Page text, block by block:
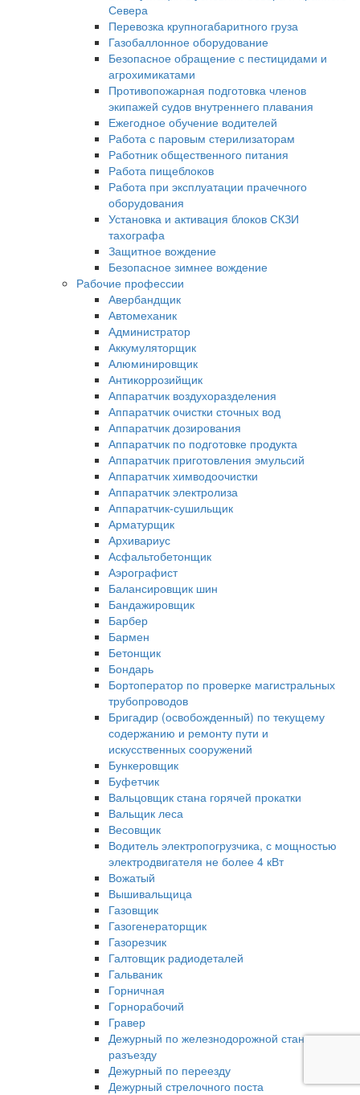
Севера
Перевозка крупногабаритного груза
Газобаллонное оборудование
Безопасное обращение с пестицидами и
агрохимикатами
Противопожарная подготовка членов
экипажей судов внутреннего плавания
Ежегодное обучение водителей
Работа с паровым стерилизаторам
Работник общественного питания
Работа пищеблоков
Работа при эксплуатации прачечного
оборудования
Установка и активация блоков СКЗИ
тахографа
Защитное вождение
Безопасное зимнее вождение
Рабочие профессии
Авербандщик
Автомеханик
Администратор
Аккумуляторщик
Алюминировщик
Антикоррозийщик
Аппаратчик воздухоразделения
Аппаратчик очистки сточных вод
Аппаратчик дозирования
Аппаратчик по подготовке продукта
Аппаратчик приготовления эмульсий
Аппаратчик химводоочистки
Аппаратчик электролиза
Аппаратчик-сушильщик
Арматурщик
Архивариус
Асфальтобетонщик
Аэрографист
Балансировщик шин
Бандажировщик
Барбер
Бармен
Бетонщик
Бондарь
Бортоператор по проверке магистральных
трубопроводов
Бригадир (освобожденный) по текущему
содержанию и ремонту пути и
искусственных сооружений
Бункеровщик
Буфетчик
Вальцовщик стана горячей прокатки
Вальщик леса
Весовщик
Водитель электропогрузчика, с мощностью
электродвигателя не более 4 кВт
Вожатый
Вышивальщица
Газовщик
Газогенераторщик
Газорезчик
Галтовщик радиодеталей
Гальваник
Горничная
Горнорабочий
Гравер
Дежурный по железнодорожной станции,
разъезду
Дежурный по переезду
Дежурный стрелочного поста